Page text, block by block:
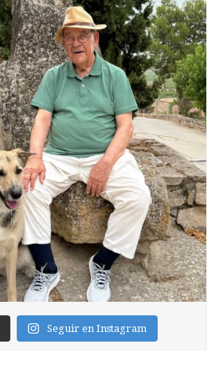
Seguir en Instagram